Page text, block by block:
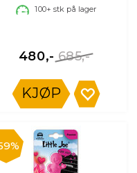
100+ stk på lager
685,-
480,-
KJØP